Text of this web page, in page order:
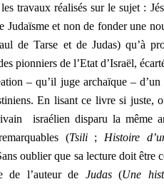
travaux réalisés sur le sujet :
Judaïsme et non de fonder une
de Tarse et de Judas) qu’à
pionniers de l’Etat d’Israël,
– qu’il juge archaïque –
En lisant ce livre si juste,
israélien disparu la même
(Tsili; Histoire
oublier que sa lecture doit être
de l’auteur de Judas(Une